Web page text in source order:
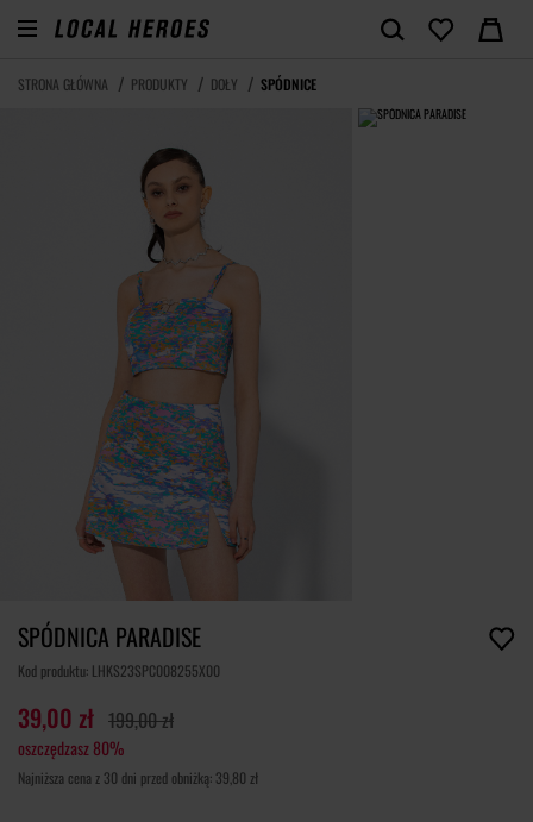
STRONA GŁÓWNA PRODUKTY DOŁY SPÓDNICE
SPÓDNICA PARADISE
Kod produktu: LHKS23SPC008255X00
39,00 zł 199,00 zł
oszczędzasz 80%
Najniższa cena z 30 dni przed obniżką: 39,80 zł